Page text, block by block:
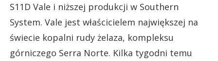
S11D Vale i niższej produkcji w Southern
System. Vale jest właścicielem największej na
świecie kopalni rudy żelaza, kompleksu
górniczego Serra Norte. Kilka tygodni temu